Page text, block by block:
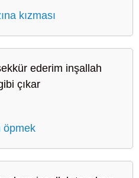
kızması
ederim inşallah
çıkar
öpmek